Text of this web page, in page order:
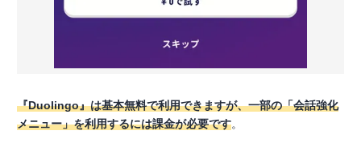
『Duolingo』は基本無料で利用できますが、一部の「会話強化
メニュー」を利用するには課金が必要です。